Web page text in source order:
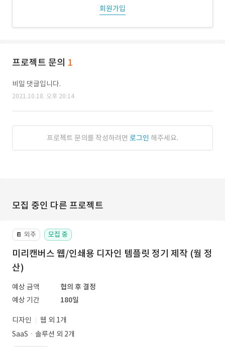
회원가입
프로젝트 문의 1
비밀 댓글입니다.
2021.10.18. 오후 20:14
프로젝트 문의를 작성하려면 로그인 해주세요.
모집 중인 다른 프로젝트
📔 외주 모집 중
미리캔버스 웹/인쇄용 디자인 템플릿 정기 제작 (월 정
산)
예상 금액
협의 후 결정
예상 기간
180일
디자인
웹 외 1개
SaaSㆍ솔루션 외 2개